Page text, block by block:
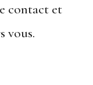
contact et
vous.